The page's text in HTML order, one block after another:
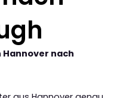
Hannover nach